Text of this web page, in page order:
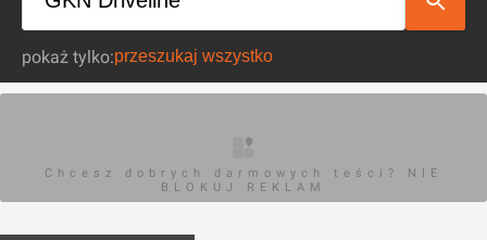
pokaż tylko:
Chcesz dobrych darmowych teści? NIE
BLOKUJ REKLAM